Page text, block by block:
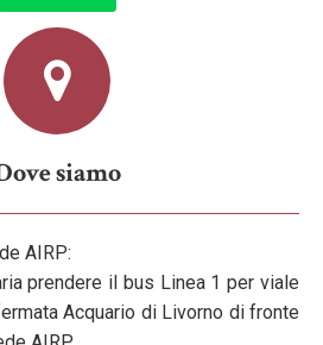
siamo
AIRP:
prendere il bus Linea 1 per viale
Acquario di Livorno di fronte